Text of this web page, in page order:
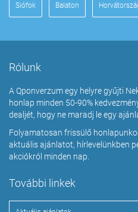
Siófok Balaton
Rólunk
A Qponverzum egy helyre gyűjti
honlap minden 50-90%
dealjét, hogy ne maradj le egy
Folyamatosan frissülő
aktuális ajánlatot, hírlevelünkben
akciókról minden nap.
További linkek